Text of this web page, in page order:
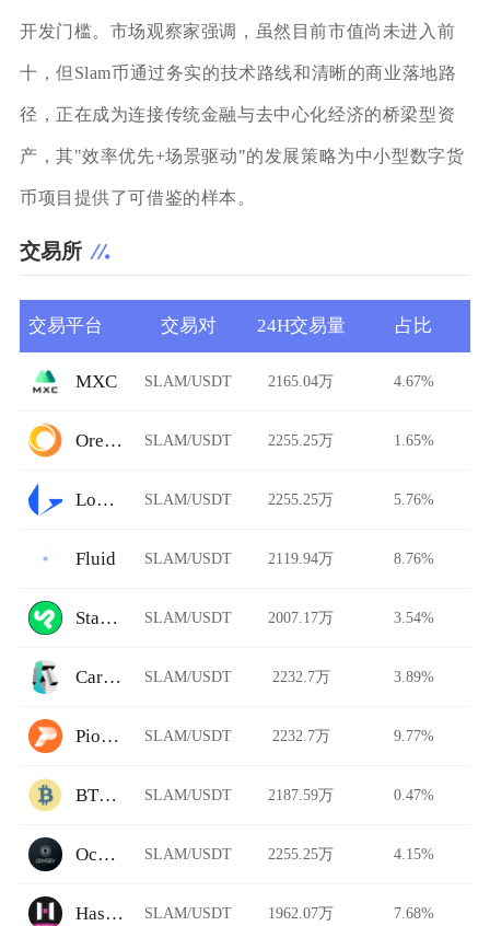
开发门槛。市场观察家强调，虽然目前市值尚未进入前
十，但Slam币通过务实的技术路线和清晰的商业落地路
径，正在成为连接传统金融与去中心化经济的桥梁型资
产，其"效率优先+场景驱动"的发展策略为中小型数字货
币项目提供了可借鉴的样本。
交易所
交易平台 交易对 24H交易量 占比
MXC SLAM/USDT 2165.04万 4.67%
Ore.Bz SLAM/USDT 2255.25万 1.65%
Loopring SLAM/USDT 2255.25万 5.76%
Fluid SLAM/USDT 2119.94万 8.76%
StarkDefi SLAM/USDT 2007.17万 3.54%
Carbon DeFi SLAM/USDT 2232.7万 3.89%
Pionex SLAM/USDT 2232.7万 9.77%
BTCTradeUA SLAM/USDT 2187.59万 0.47%
Ocnex SLAM/USDT 2255.25万 4.15%
HashKey Global SLAM/USDT 1962.07万 7.68%